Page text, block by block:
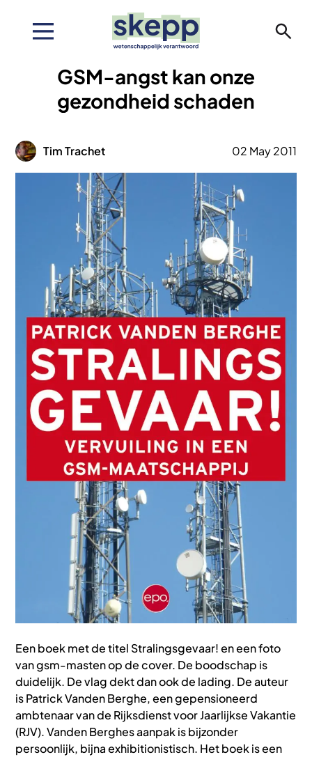
GSM-angst kan onze
gezondheid schaden
Afbeelding
Tim Trachet 02 May 2011
Een boek met de titel Stralingsgevaar! en een foto
van gsm-masten op de cover. De boodschap is
duidelijk. De vlag dekt dan ook de lading. De auteur
is Patrick Vanden Berghe, een gepensioneerd
ambtenaar van de Rijksdienst voor Jaarlijkse Vakantie
(RJV). Vanden Berghes aanpak is bijzonder
persoonlijk, bijna exhibitionistisch. Het boek is een